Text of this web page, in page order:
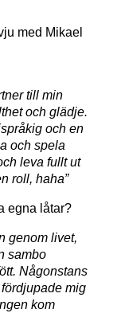
med Mikael
till min
och glädje.
och en
och spela
leva fullt ut
roll, haha”
egna låtar?
genom livet,
sambo
Någonstans
mig
kom